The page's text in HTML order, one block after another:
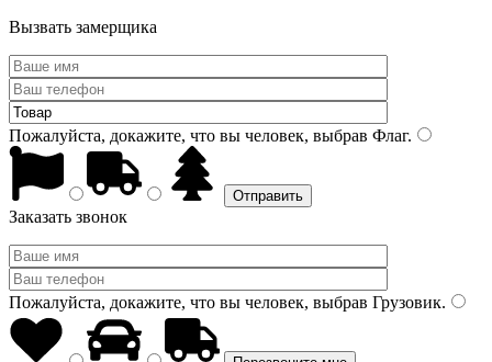
Вызвать замерщика
Пожалуйста, докажите, что вы человек, выбрав Флаг.
Заказать звонок
Пожалуйста, докажите, что вы человек, выбрав Грузовик.